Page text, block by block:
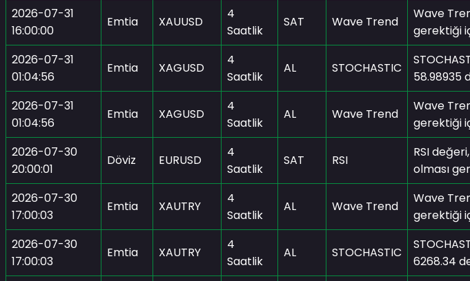
2026-07-31
16:00:00
Emtia XAUUSD
4
Saatlik
SAT Wave Trend
Wave
gerektiği
2026-07-31
01:04:56
Emtia XAGUSD
4
Saatlik
AL STOCHASTIC
58.98935
2026-07-31
01:04:56
Emtia XAGUSD
4
Saatlik
AL Wave Trend
Wave
gerektiği
2026-07-30
20:00:01
Döviz EURUSD
4
Saatlik
SAT RSI
RSI
olması
2026-07-30
17:00:03
Emtia XAUTRY
4
Saatlik
AL Wave Trend
Wave
gerektiği
2026-07-30
17:00:03
Emtia XAUTRY
4
Saatlik
AL STOCHASTIC
6268.34